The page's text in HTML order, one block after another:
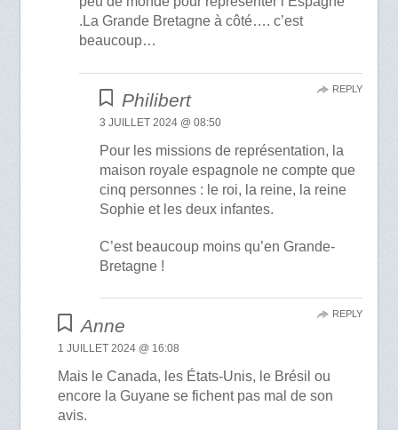
.La Grande Bretagne à côté…. c’est
beaucoup…
Philibert
3 JUILLET 2024 @ 08:50
Pour les missions de représentation, la
maison royale espagnole ne compte que
cinq personnes : le roi, la reine, la reine
Sophie et les deux infantes.
C’est beaucoup moins qu’en Grande-
Bretagne !
REPLY
Anne
1 JUILLET 2024 @ 16:08
Mais le Canada, les États-Unis, le Brésil ou
encore la Guyane se fichent pas mal de son
avis.
REPLY